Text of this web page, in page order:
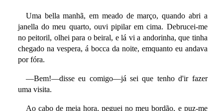
Uma bella manhã, em meado de março, quando abri a
janella do meu quarto, ouvi pipilar em cima. Debrucei-me
no peitoril, olhei para o beiral, e lá vi a andorinha, que tinha
chegado na vespera, á bocca da noite, emquanto eu andava
por fóra.
—Bem!—disse eu comigo—já sei que tenho d'ir fazer
uma visita.
Ao cabo de meia hora, peguei no meu bordão, e puz-me